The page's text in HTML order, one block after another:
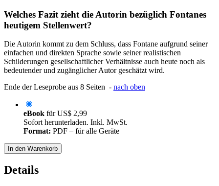
Welches Fazit zieht die Autorin bezüglich Fontanes
heutigem Stellenwert?
Die Autorin kommt zu dem Schluss, dass Fontane aufgrund seiner
einfachen und direkten Sprache sowie seiner realistischen
Schilderungen gesellschaftlicher Verhältnisse auch heute noch als
bedeutender und zugänglicher Autor geschätzt wird.
Ende der Leseprobe aus 8 Seiten - nach oben
eBook fürUS$ 2,99
Sofort herunterladen. Inkl. MwSt.
Format: PDF – für alle Geräte
In den Warenkorb
Details